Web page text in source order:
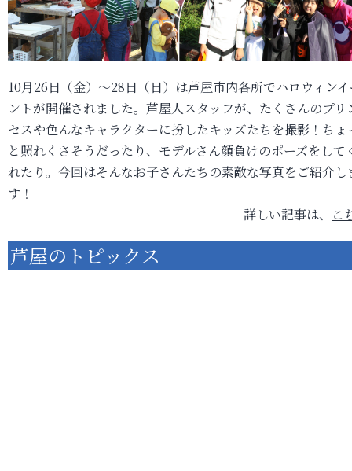
10月26日（金）～28日（日）は芦屋市内各所でハロウィン
ントが開催されました。芦屋人スタッフが、たくさんのプリ
セスや色んなキャラクターに扮したキッズたちを撮影！ちょ
と照れくさそうだったり、モデルさん顔負けのポーズをして
れたり。今回はそんなお子さんたちの素敵な写真をご紹介し
す！
詳しい記事は、
こ
芦屋のトピックス